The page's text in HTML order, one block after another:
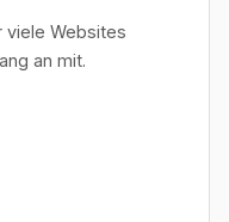
viele Websites
an mit.